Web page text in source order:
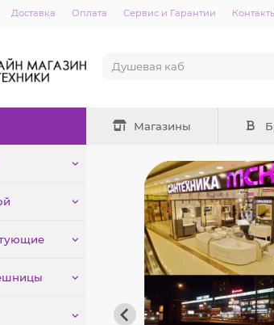
Доставка Оплата Сервис и Гарантии
Магазины